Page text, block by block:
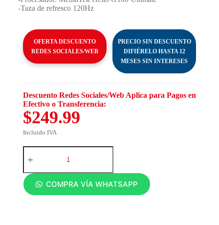
-Taza de refresco 120Hz
OFERTA DESCUENTO
REDES SOCIALES/WEB
PRECIO SIN DESCUENTO
DIFIÉRELO HASTA 12
MESES SIN INTERESES
Descuento Redes Sociales/Web Aplica para Pagos en
Efectivo o Transferencia:
$249.99
Incluido IVA
COMPRA VÍA WHATSAPP